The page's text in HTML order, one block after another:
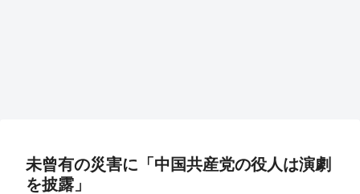
未曾有の災害に「中国共産党の役人は演劇
を披露」